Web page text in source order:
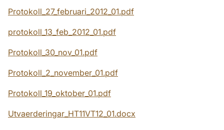
Protokoll_27_februari_2012_01.pdf
protokoll_13_feb_2012_01.pdf
Protokoll_30_nov_01.pdf
Protokoll_2_november_01.pdf
Protokoll_19_oktober_01.pdf
Utvaerderingar_HT11VT12_01.docx